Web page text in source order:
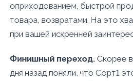
оприходованием, быстрой
товара, возвратами. На это
при вашей искренней
Финишный переход. Скорее
дня назад поняли, что Сорт1